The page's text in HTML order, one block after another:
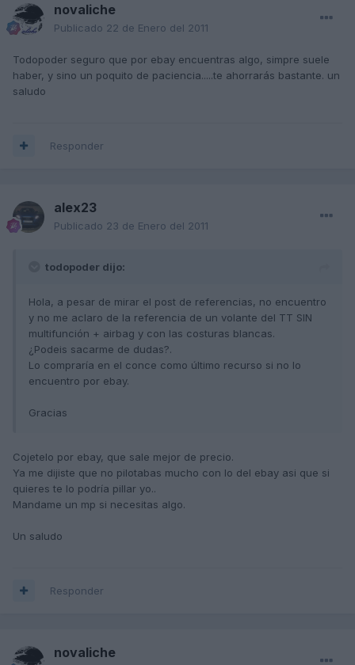
novaliche
Publicado 22 de Enero del 2011
Todopoder seguro que por ebay encuentras algo, simpre suele
haber, y sino un poquito de paciencia.....te ahorrarás bastante. un
saludo
Responder
alex23
Publicado 23 de Enero del 2011
todopoder dijo:
Hola, a pesar de mirar el post de referencias, no encuentro
y no me aclaro de la referencia de un volante del TT SIN
multifunción + airbag y con las costuras blancas.
¿Podeis sacarme de dudas?.
Lo compraría en el conce como último recurso si no lo
encuentro por ebay.
Gracias
Cojetelo por ebay, que sale mejor de precio.
Ya me dijiste que no pilotabas mucho con lo del ebay asi que si
quieres te lo podría pillar yo..
Mandame un mp si necesitas algo.
Un saludo
Responder
novaliche